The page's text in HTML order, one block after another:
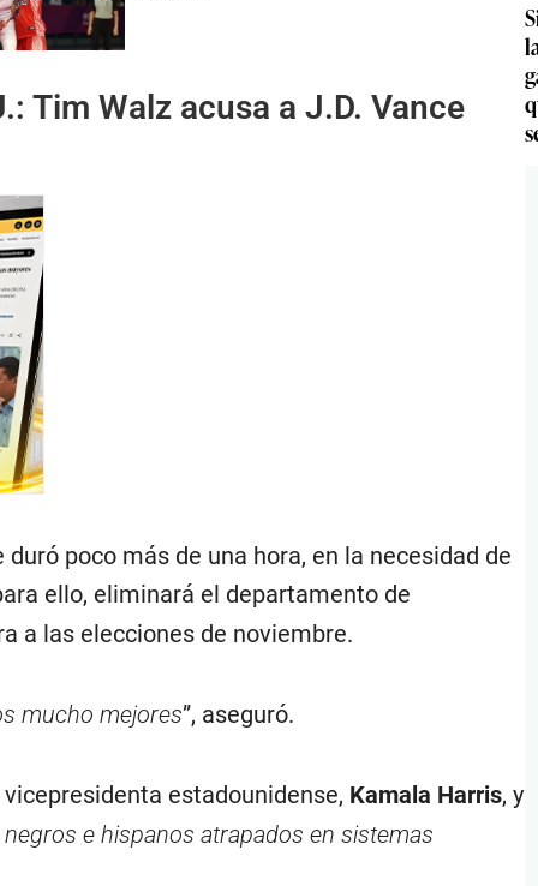
Tim Walz acusa a J.D. Vance
poco más de una hora, en la necesidad de
ello, eliminará el departamento de
a las elecciones de noviembre.
mucho mejores”, aseguró.
estadounidense, Kamala Harris, y
e hispanos atrapados en sistemas